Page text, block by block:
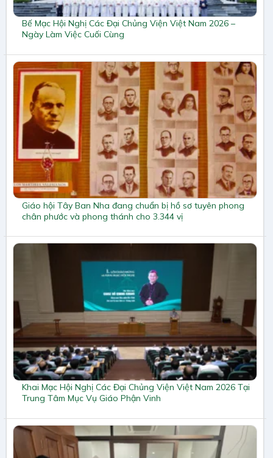
Bế Mạc Hội Nghị Các Đại Chủng Viện Việt Nam 2026 –
Ngày Làm Việc Cuối Cùng
Giáo hội Tây Ban Nha đang chuẩn bị hồ sơ tuyên phong
chân phước và phong thánh cho 3.344 vị
Khai Mạc Hội Nghị Các Đại Chủng Viện Việt Nam 2026 Tại
Trung Tâm Mục Vụ Giáo Phận Vinh